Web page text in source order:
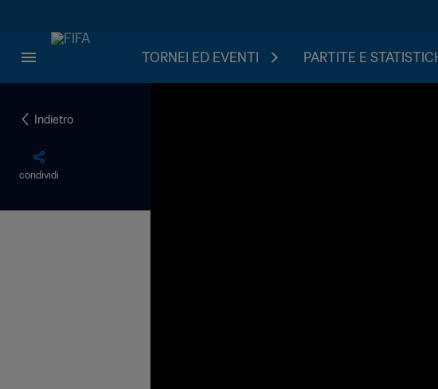
TORNEI ED EVENTI PARTITE E
Indietro
condividi